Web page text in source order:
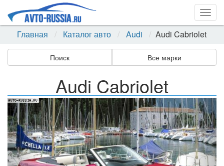
Главная
Каталог авто Audi Audi Cabriolet
Поиск Все марки
Audi Cabriolet
Назад